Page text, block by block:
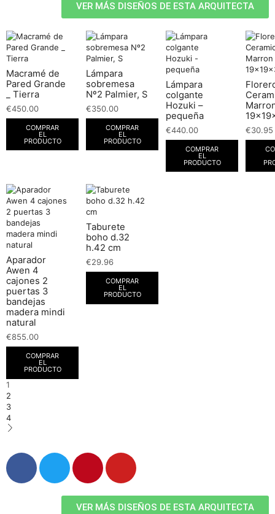
VER MÁS DISEÑOS DE ESTA ARQUITECTA
Macramé de
Pared Grande
_ Tierra
€450.00
COMPRAR
EL
PRODUCTO
Lámpara
sobremesa
Nº2 Palmier, S
€350.00
COMPRAR
EL
PRODUCTO
Lámpara
colgante
Hozuki –
pequeña
€440.00
COMPRAR
EL
PRODUCTO
€30.95
Aparador
Awen 4
cajones 2
puertas 3
bandejas
madera mindi
natural
€855.00
COMPRAR
EL
PRODUCTO
Taburete
boho d.32
h.42 cm
€29.96
COMPRAR
EL
PRODUCTO
1
2
3
4
VER MÁS DISEÑOS DE ESTA ARQUITECTA